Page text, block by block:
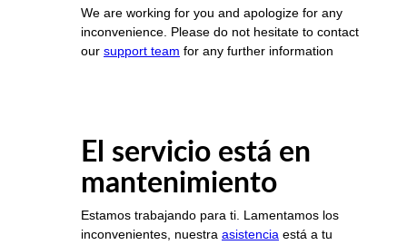
We are working for you and apologize for any
inconvenience. Please do not hesitate to contact
our support team for any further information
El servicio está en
mantenimiento
Estamos trabajando para ti. Lamentamos los
inconvenientes, nuestra asistencia está a tu